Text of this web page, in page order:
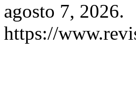
agosto 7, 2026.
https://